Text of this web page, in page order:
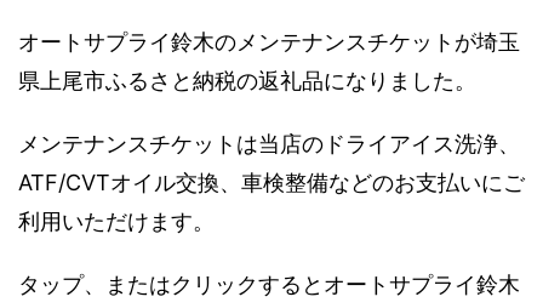
オートサプライ鈴木のメンテナンスチケットが埼玉
県上尾市ふるさと納税の返礼品になりました。
メンテナンスチケットは当店のドライアイス洗浄、
ATF/CVTオイル交換、車検整備などのお支払いにご
利用いただけます。
タップ、またはクリックするとオートサプライ鈴木